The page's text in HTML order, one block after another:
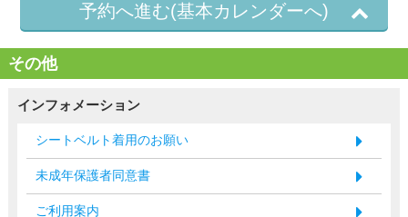
予約へ進む(基本カレンダーへ)
その他
インフォメーション
シートベルト着用のお願い
未成年保護者同意書
ご利用案内